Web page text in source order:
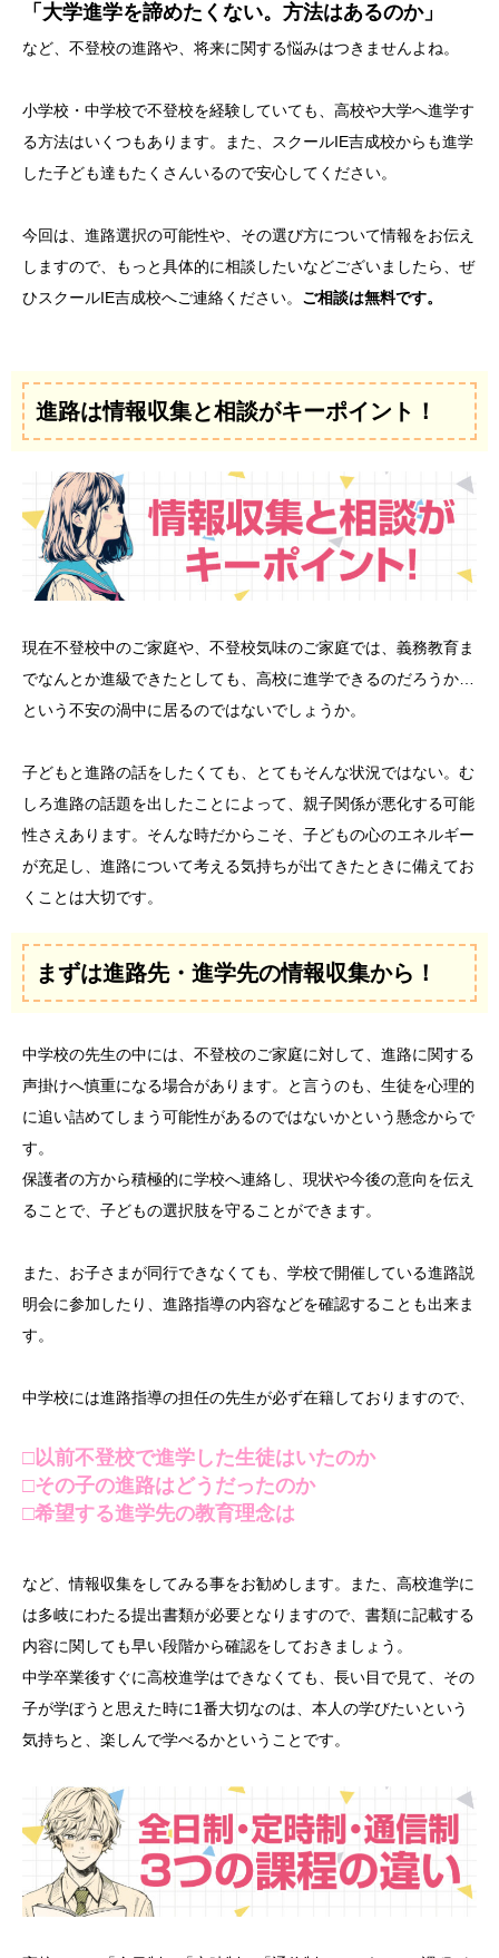
「大学進学を諦めたくない。方法はあるのか」
など、不登校の進路や、将来に関する悩みはつきませんよね。
小学校・中学校で不登校を経験していても、高校や大学へ進学す
る方法はいくつもあります。また、スクールIE吉成校からも進学
した子ども達もたくさんいるので安心してください。
今回は、進路選択の可能性や、その選び方について情報をお伝え
しますので、もっと具体的に相談したいなどございましたら、ぜ
ひスクールIE吉成校へご連絡ください。 ご相談は無料です。
進路は情報収集と相談がキーポイント！
現在不登校中のご家庭や、不登校気味のご家庭では、義務教育ま
でなんとか進級できたとしても、高校に進学できるのだろうか…
という不安の渦中に居るのではないでしょうか。
子どもと進路の話をしたくても、とてもそんな状況ではない。む
しろ進路の話題を出したことによって、親子関係が悪化する可能
性さえあります。そんな時だからこそ、子どもの心のエネルギー
が充足し、進路について考える気持ちが出てきたときに備えてお
くことは大切です。
まずは進路先・進学先の情報収集から！
中学校の先生の中には、不登校のご家庭に対して、進路に関する
声掛けへ慎重になる場合があります。と言うのも、生徒を心理的
に追い詰めてしまう可能性があるのではないかという懸念からで
す。
保護者の方から積極的に学校へ連絡し、現状や今後の意向を伝え
ることで、子どもの選択肢を守ることができます。
また、お子さまが同行できなくても、学校で開催している進路説
明会に参加したり、進路指導の内容などを確認することも出来ま
す。
中学校には進路指導の担任の先生が必ず在籍しておりますので、
□以前不登校で進学した生徒はいたのか
□その子の進路はどうだったのか
□希望する進学先の教育理念は
など、情報収集をしてみる事をお勧めします。また、高校進学に
は多岐にわたる提出書類が必要となりますので、書類に記載する
内容に関しても早い段階から確認をしておきましょう。
中学卒業後すぐに高校進学はできなくても、長い目で見て、その
子が学ぼうと思えた時に1番大切なのは、本人の学びたいという
気持ちと、楽しんで学べるかということです。